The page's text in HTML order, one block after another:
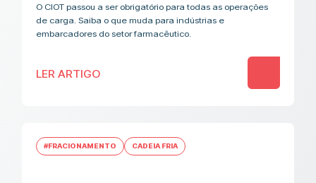
O CIOT passou a ser obrigatório para todas as operações
de carga. Saiba o que muda para indústrias e
embarcadores do setor farmacêutico.
LER ARTIGO
#FRACIONAMENTO CADEIA FRIA